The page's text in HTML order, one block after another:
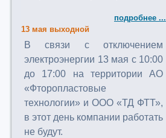
подробнее ...
13 мая выходной
В связи с отключением
электроэнергии 13 мая с 10:00
до 17:00 на территории АО
«Фторопластовые
технологии» и ООО «ТД ФТТ»,
в этот день компании работать
не будут.